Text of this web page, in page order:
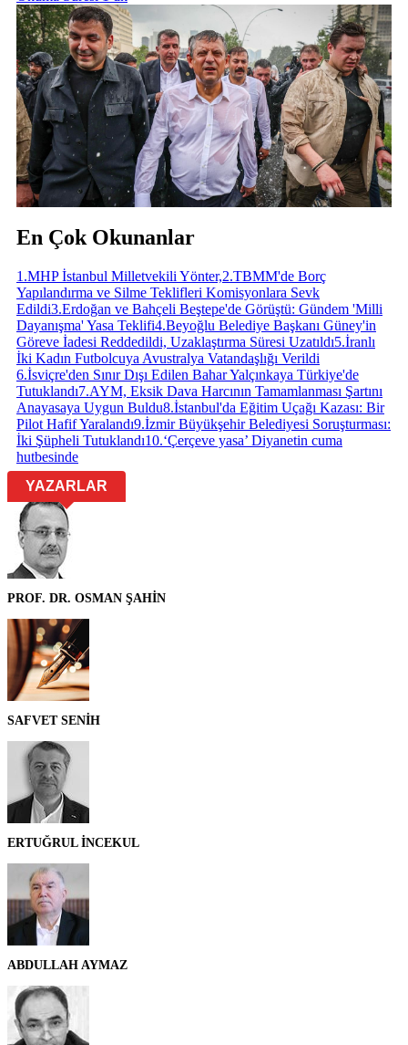
En Çok Okunanlar
1 .MHP İstanbul Milletvekili Yönter,2.TBMM'de Borç
Yapılandırma ve Silme Teklifleri Komisyonlara Sevk
Edildi3.Erdoğan ve Bahçeli Beştepe'de Görüştü: Gündem 'Milli
Dayanışma' Yasa Teklifi4.Beyoğlu Belediye Başkanı Güney'in
Göreve İadesi Reddedildi, Uzaklaştırma Süresi Uzatıldı5.İranlı
İki Kadın Futbolcuya Avustralya Vatandaşlığı Verildi
6.İsviçre'den Sınır Dışı Edilen Bahar Yalçınkaya Türkiye'de
Tutuklandı7.AYM, Eksik Dava Harcının Tamamlanması Şartını
Anayasaya Uygun Buldu8.İstanbul'da Eğitim Uçağı Kazası: Bir
Pilot Hafif Yaralandı9.İzmir Büyükşehir Belediyesi Soruşturması:
İki Şüpheli Tutuklandı10.‘Çerçeve yasa’ Diyanetin cuma
hutbesinde
YAZARLAR
PROF. DR. OSMAN ŞAHİN
SAFVET SENİH
ERTUĞRUL İNCEKUL
ABDULLAH AYMAZ